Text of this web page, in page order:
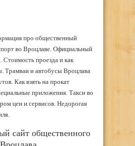
про общественный
во Вроцлаве. Официальный
Стоимость проезда и как
Трамваи и автобусы Вроцлава
Как взять на прокат
приложения. Такси во
цен и сервисов. Недорогая
сайт общественного